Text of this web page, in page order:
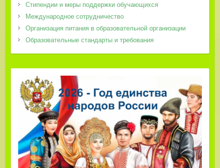
Стипендии и меры поддержки обучающихся
Международное сотрудничество
Организация питания в образовательной организации
Образовательные стандарты и требования